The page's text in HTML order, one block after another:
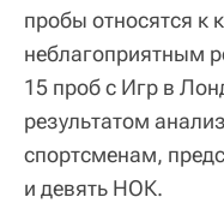
пробы относятся к
неблагоприятным
15 проб с Игр в
результатом
спортсменам,
и девять НОК.